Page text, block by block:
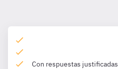
Con respuestas justificadas